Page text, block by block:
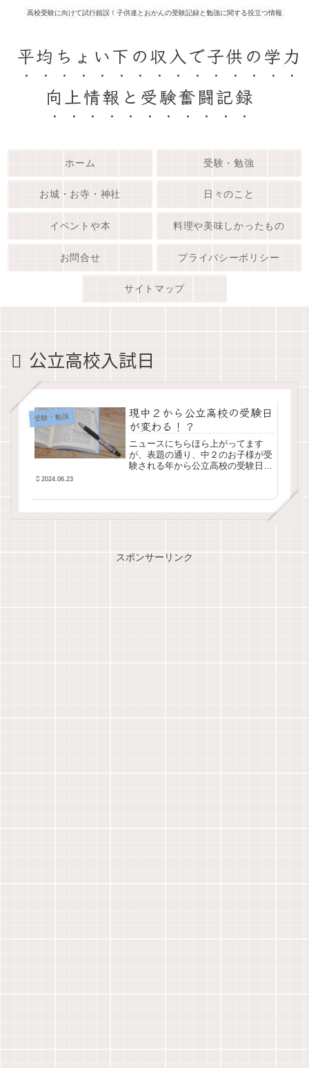
高校受験に向けて試行錯誤！子供達とおかんの受験記録と勉強に関する役立つ情報
平均ちょい下の収入で子供の学力
向上情報と受験奮闘記録
ホーム 受験・勉強
お城・お寺・神社 日々のこと
イベントや本 料理や美味しかったもの
お問合せ プライバシーポリシー
サイトマップ
公立高校入試日
受験・勉強
現中２から公立高校の受験日
が変わる！？
ニュースにちらほら上がってます
が、表題の通り、中２のお子様が受
験される年から公立高校の受験日が
いということ。長子の場合で言う
り違い、私立入試は無償...
2024.06.23
スポンサーリンク